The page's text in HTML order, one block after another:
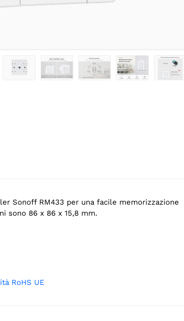
Sonoff RM433 per una facile memorizzazione
sono 86 x 86 x 15,8 mm.
RoHS UE